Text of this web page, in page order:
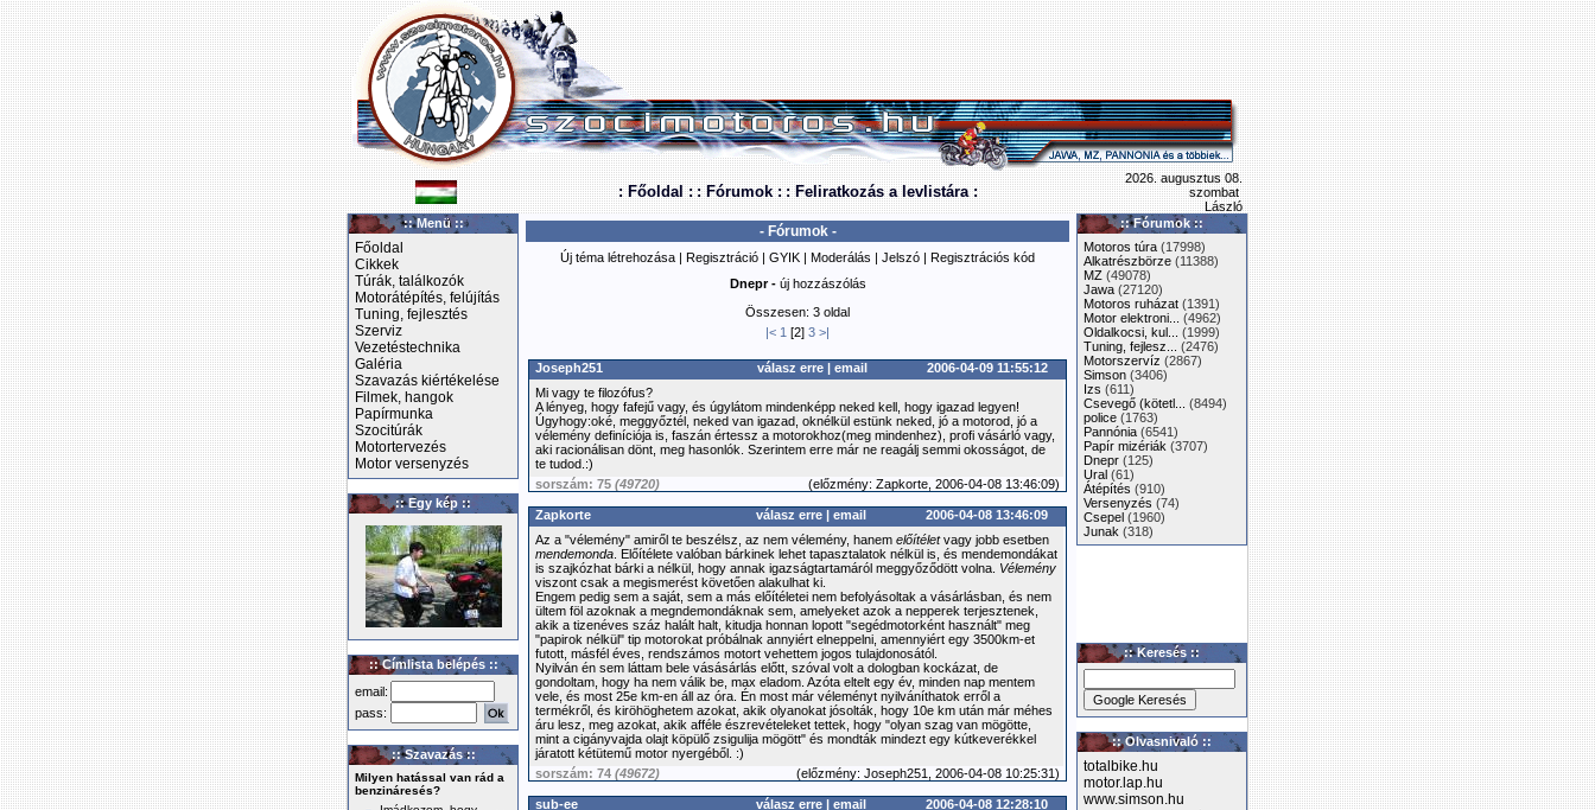
: Főoldal : : Fórumok : : Feliratkozás a levlistára :
2026. augusztus 08.
szombat
László
:: Menü ::
Főoldal
Cikkek
Túrák, találkozók
Motorátépítés, felújítás
Tuning, fejlesztés
Szerviz
Vezetéstechnika
Galéria
Szavazás kiértékelése
Filmek, hangok
Papírmunka
Szocitúrák
Motortervezés
Motor versenyzés
:: Egy kép ::
:: Címlista belépés ::
email:
pass:
:: Szavazás ::
Milyen hatással van rád a
benzináresés?
- Fórumok -
Új téma létrehozása | Regisztráció | GYIK | Moderálás | Jelszó | Regisztrációs kód
Dnepr - új hozzászólás
Összesen: 3 oldal
|< 1 [2] 3 >|
Joseph251 válasz erre | email
2006-04-09 11:55:12
Mi vagy te filozófus?
A lényeg, hogy fafejű vagy, és úgylátom mindenképp neked kell, hogy igazad legyen!
Úgyhogy:oké, meggyőztél, neked van igazad, oknélkül estünk neked, jó a motorod, jó a
vélemény definíciója is, faszán értessz a motorokhoz(meg mindenhez), profi vásárló vagy,
aki racionálisan dönt, meg hasonlók. Szerintem erre már ne reagálj semmi okosságot, de
te tudod.:)
sorszám: 75 (49720) (előzmény: Zapkorte, 2006-04-08 13:46:09)
Zapkorte válasz erre | email
2006-04-08 13:46:09
Az a "vélemény" amiről te beszélsz, az nem vélemény, hanem előítéletvagy jobb esetben
mendemonda . Előítélete valóban bárkinek lehet tapasztalatok nélkül is, és mendemondákat
is szajkózhat bárki a nélkül, hogy annak igazságtartamáról meggyőződött volna. Vélemény
viszont csak a megismerést követően alakulhat ki.
Engem pedig sem a saját, sem a más előítéletei nem befolyásoltak a vásárlásban, és nem
ültem föl azoknak a megndemondáknak sem, amelyeket azok a nepperek terjesztenek,
akik a tizenéves száz halált halt, kitudja honnan lopott "segédmotorként használt" meg
"papirok nélkül" tip motorokat próbálnak annyiért elneppelni, amennyiért egy 3500km-et
futott, másfél éves, rendszámos motort vehettem jogos tulajdonosától.
Nyilván én sem láttam bele vásásárlás előtt, szóval volt a dologban kockázat, de
gondoltam, hogy ha nem válik be, max eladom. Azóta eltelt egy év, minden nap mentem
vele, és most 25e km-en áll az óra. Én most már véleményt nyilváníthatok erről a
termékről, és kiröhöghetem azokat, akik olyanokat jósolták, hogy 10e km után már méhes
áru lesz, meg azokat, akik afféle észrevételeket tettek, hogy "olyan szag van mögötte,
mint a cigányvajda olajt köpülő zsigulija mögött" és mondták mindezt egy kútkeverékkel
járatott kétütemű motor nyergéből. :)
sorszám: 74 (49672) (előzmény: Joseph251, 2006-04-08 10:25:31)
sub-ee válasz erre | email
2006-04-08 12:28:10
:: Fórumok ::
Motoros túra (17998)
Alkatrészbörze (11388)
MZ (49078)
Jawa (27120)
Motoros ruházat (1391)
Motor elektroni...
(4962)
Oldalkocsi, kul...
(1999)
Tuning, fejlesz...
(2476)
Motorszervíz (2867)
Simson (3406)
Izs (611)
Csevegő (kötetl...
(8494)
police (1763)
Pannónia (6541)
Papír mizériák (3707)
Dnepr (125)
Ural (61)
Átépítés (910)
Versenyzés (74)
Csepel (1960)
Junak (318)
:: Keresés ::
:: Olvasnivaló ::
totalbike.hu
motor.lap.hu
www.simson.hu